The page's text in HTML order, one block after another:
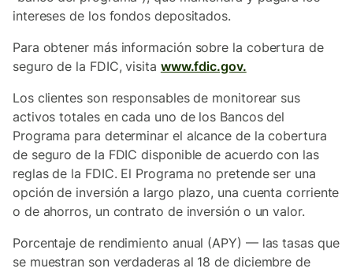
intereses de los fondos depositados.
Para obtener más información sobre la cobertura de
seguro de la FDIC, visita www.fdic.gov.
Los clientes son responsables de monitorear sus
activos totales en cada uno de los Bancos del
Programa para determinar el alcance de la cobertura
de seguro de la FDIC disponible de acuerdo con las
reglas de la FDIC. El Programa no pretende ser una
opción de inversión a largo plazo, una cuenta corriente
o de ahorros, un contrato de inversión o un valor.
Porcentaje de rendimiento anual (APY) — las tasas que
se muestran son verdaderas al 18 de diciembre de